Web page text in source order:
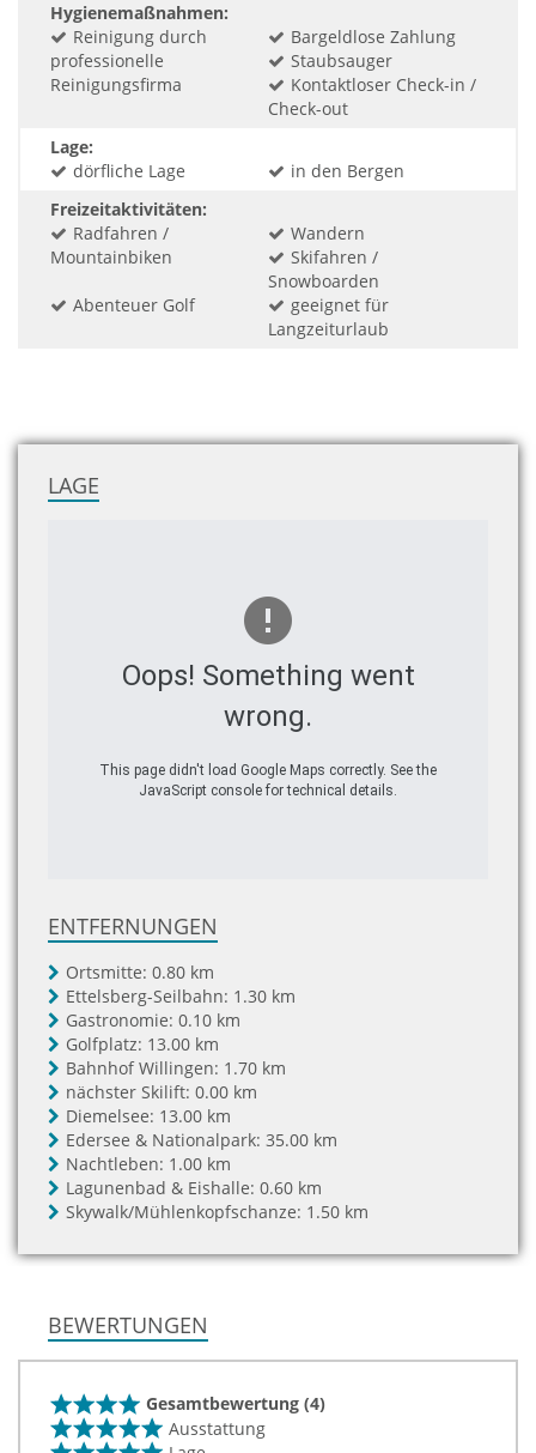
Hygienemaßnahmen:
Reinigung durch
professionelle
Reinigungsfirma
Bargeldlose Zahlung
Staubsauger
Kontaktloser Check-in /
Check-out
Lage:
dörfliche Lage
in den Bergen
Freizeitaktivitäten:
Radfahren /
Mountainbiken
Wandern
Skifahren /
Snowboarden
Abenteuer Golf
geeignet für
Langzeiturlaub
LAGE
Oops! Something went
wrong.
This page didn't load Google Maps correctly. See the
JavaScript console for technical details.
ENTFERNUNGEN
Ortsmitte: 0.80 km
Ettelsberg-Seilbahn: 1.30 km
Gastronomie: 0.10 km
Golfplatz: 13.00 km
Bahnhof Willingen: 1.70 km
nächster Skilift: 0.00 km
Diemelsee: 13.00 km
Edersee & Nationalpark: 35.00 km
Nachtleben: 1.00 km
Lagunenbad & Eishalle: 0.60 km
Skywalk/Mühlenkopfschanze: 1.50 km
BEWERTUNGEN
Gesamtbewertung (4)
Ausstattung